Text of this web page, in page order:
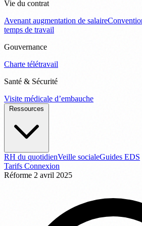
Vie du contrat
Avenant augmentation de salaire
temps de travail
Gouvernance
Charte télétravail
Santé & Sécurité
Visite médicale d’embauche
RH du quotidienVeille socialeGuides EDS
Tarifs Connexion
Réforme 2 avril 2025